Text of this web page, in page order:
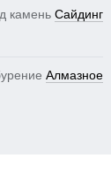
Сайдинг
Алмазное